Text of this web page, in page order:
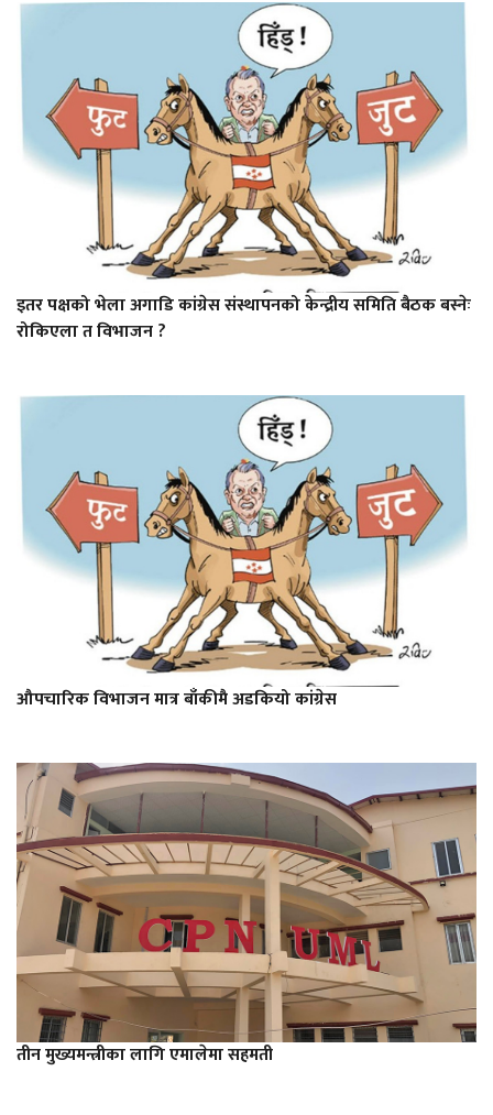
इतर पक्षको भेला अगाडि कांग्रेस संस्थापनको केन्द्रीय समिति बैठक बस्नेः
रोकिएला त विभाजन ?
औपचारिक विभाजन मात्र बाँकीमै अडकियो कांग्रेस
तीन मुख्यमन्त्रीका लागि एमालेमा सहमती